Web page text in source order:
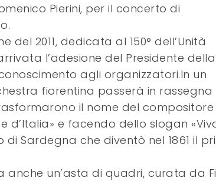
Pierini, per il concerto di
del 2011, dedicata al 150° dell’Unità
l’adesione del Presidente della
agli organizzatori.In un
fiorentina passerà in rassegna
il nome del compositore
d’Italia» e facendo dello slogan
Sardegna che diventò nel 1861 il
anche un’asta di quadri, curata da